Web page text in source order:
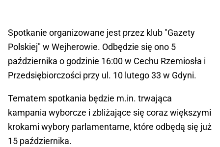
Spotkanie organizowane jest przez klub "Gazety
Polskiej" w Wejherowie. Odbędzie się ono 5
października o godzinie 16:00 w Cechu Rzemiosła i
Przedsiębiorczości przy ul. 10 lutego 33 w Gdyni.
Tematem spotkania będzie m.in. trwająca
kampania wyborcze i zbliżające się coraz większymi
krokami wybory parlamentarne, które odbędą się już
15 października.